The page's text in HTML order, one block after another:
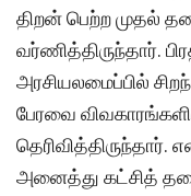
திறன் பெற்ற முதல்
வர்ணித்திருந்தார்.
அரசியலமைப்பில்
பேரவை
தெரிவித்திருந்தார்.
அனைத்து கட்சித்